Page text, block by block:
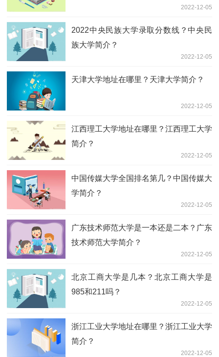
2022-12-05
2022中央民族大学录取分数线？中央民
族大学简介？
2022-12-05
天津大学地址在哪里？天津大学简介？
2022-12-05
江西理工大学地址在哪里？江西理工大学
简介？
2022-12-05
中国传媒大学全国排名第几？中国传媒大
学简介？
2022-12-05
广东技术师范大学是一本还是二本？广东
技术师范大学简介？
2022-12-05
北京工商大学是几本？北京工商大学是
985和211吗？
2022-12-05
浙江工业大学地址在哪里？浙江工业大学
简介？
2022-12-05